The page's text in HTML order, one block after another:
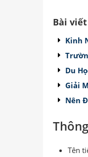
Bài
Kinh
Du
Giải
Nên
Tên